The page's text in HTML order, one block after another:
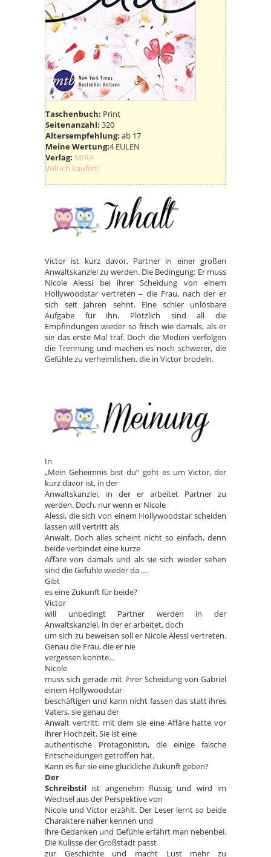
Taschenbuch: Print
Seitenanzahl: 320
Altersempfehlung: ab 17
Meine Wertung:4 EULEN
Verlag: MIRA
Will ich kaufen!
Victor ist kurz davor, Partner in einer großen
Anwaltskanzlei zu werden. Die Bedingung: Er muss
Nicole Alessi bei ihrer Scheidung von einem
Hollywoodstar vertreten – die Frau, nach der er
sich seit Jahren sehnt. Eine schier unlösbare
Aufgabe für ihn. Plötzlich sind all die
Empfindungen wieder so frisch wie damals, als er
sie das erste Mal traf. Doch die Medien verfolgen
die Trennung und machen es noch schwerer, die
Gefühle zu verheimlichen, die in Victor brodeln.
In
„Mein Geheimnis bist du“ geht es um Victor, der
kurz davor ist, in der
Anwaltskanzlei, in der er arbeitet Partner zu
werden. Doch, nur wenn er Nicole
Alessi, die sich von einem Hollywoodstar scheiden
lassen will vertritt als
Anwalt. Doch alles scheint nicht so einfach, denn
beide verbindet eine kurze
Affäre von damals und als sie sich wieder sehen
sind die Gefühle wieder da ….
Gibt
es eine Zukunft für beide?
Victor
will unbedingt Partner werden in der
Anwaltskanzlei, in der er arbeitet, doch
um sich zu beweisen soll er Nicole Alessi vertreten.
Genau die Frau, die er nie
vergessen konnte…
Nicole
muss sich gerade mit ihrer Scheidung von Gabriel
einem Hollywoodstar
beschäftigen und kann nicht fassen das statt ihres
Vaters, sie genau der
Anwalt vertritt, mit dem sie eine Affäre hatte vor
ihrer Hochzeit. Sie ist eine
authentische Protagonistin, die einige falsche
Entscheidungen getroffen hat.
Kann es für sie eine glückliche Zukunft geben?
Der
Schreibstil ist angenehm flüssig und wird im
Wechsel aus der Perspektive von
Nicole und Victor erzählt. Der Leser lernt so beide
Charaktere näher kennen und
ihre Gedanken und Gefühle erfährt man nebenbei.
Die Kulisse der Großstadt passt
zur Geschichte und macht Lust mehr zu